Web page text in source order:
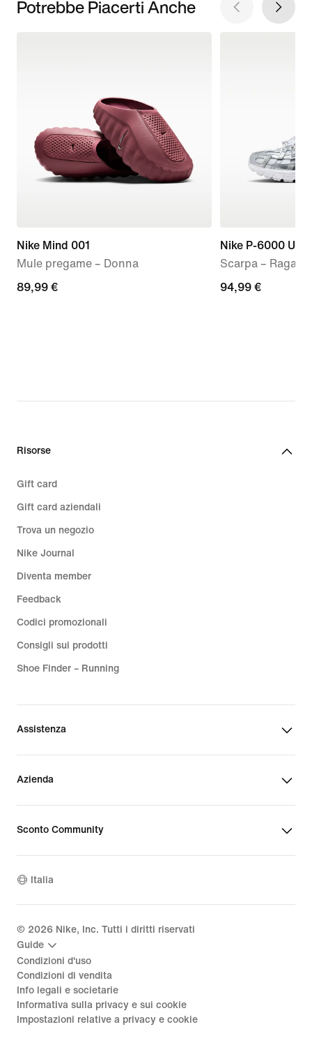
Potrebbe Piacerti Anche
Nike Mind 001
Mule pregame – Donna
89,99
89,99 €
Nike P-6000
Scarpa –
94,99
94,99 €
Risorse
Gift card
Gift card aziendali
Trova un negozio
Nike Journal
Diventa member
Feedback
Codici promozionali
Consigli sui prodotti
Shoe Finder – Running
Assistenza
Azienda
Sconto Community
Italia
© 2026 Nike, Inc. Tutti i diritti riservati
Guide
Condizioni d'uso
Condizioni di vendita
Info legali e societarie
Informativa sulla privacy e sui cookie
Impostazioni relative a privacy e cookie